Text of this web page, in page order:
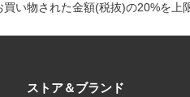
い物された金額(税抜)の20%を
ストア＆ブランド